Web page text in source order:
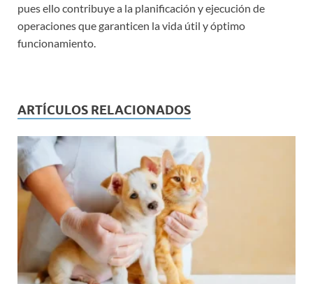
pues ello contribuye a la planificación y ejecución de
operaciones que garanticen la vida útil y óptimo
funcionamiento.
ARTÍCULOS RELACIONADOS